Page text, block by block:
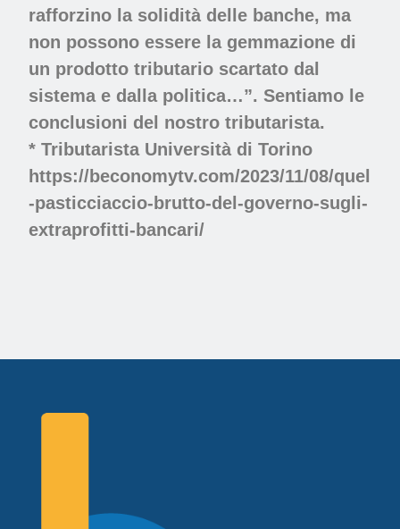
rafforzino la solidità delle banche, ma
non possono essere la gemmazione di
un prodotto tributario scartato dal
sistema e dalla politica…”. Sentiamo le
conclusioni del nostro tributarista.
* Tributarista Università di Torino
https://beconomytv.com/2023/11/08/quel
-pasticciaccio-brutto-del-governo-sugli-
extraprofitti-bancari/